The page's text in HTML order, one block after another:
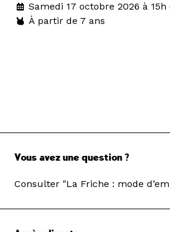
Samedi 17 octobre 2026 à 15h
À partir de 7 ans
Vous avez une question ?
Consulter "La Friche : mode